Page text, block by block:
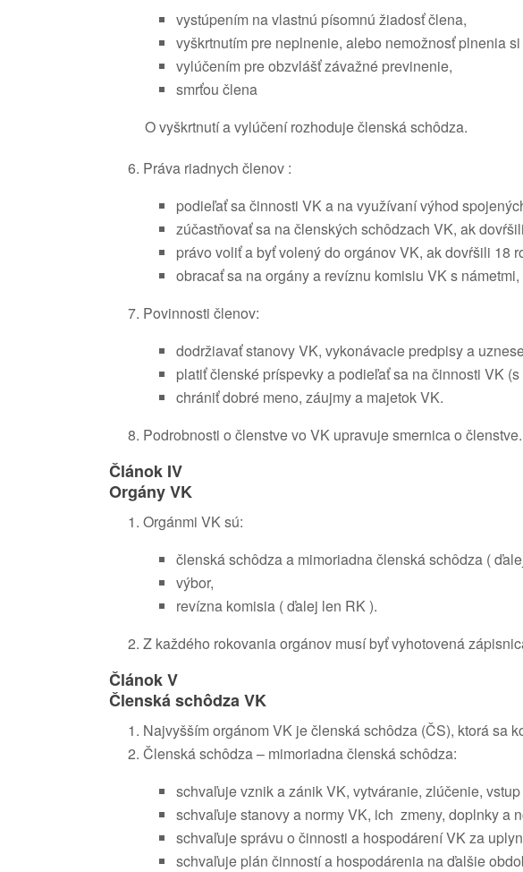
vystúpením na vlastnú písomnú žiadosť člena,
vyškrtnutím pre neplnenie, alebo nemožnosť plnenia
vylúčením pre obzvlášť závažné previnenie,
smrťou člena
O vyškrtnutí a vylúčení rozhoduje členská schôdza.
Práva riadnych členov :
podieľať sa činnosti VK a na využívaní výhod
zúčastňovať sa na členských schôdzach VK, ak
právo voliť a byť volený do orgánov VK, ak dovŕšili 18
obracať sa na orgány a revíznu komisiu VK s
Povinnosti členov:
dodržiavať stanovy VK, vykonávacie predpisy a
platiť členské príspevky a podieľať sa na činnosti VK
chrániť dobré meno, záujmy a majetok VK.
Podrobnosti o členstve vo VK upravuje smernica o členstve.
Článok IV
Orgány VK
Orgánmi VK sú:
členská schôdza a mimoriadna členská schôdza (
výbor,
revízna komisia ( ďalej len RK ).
Z každého rokovania orgánov musí byť vyhotovená
Článok V
Členská schôdza VK
Najvyšším orgánom VK je členská schôdza (ČS), ktorá sa
Členská schôdza – mimoriadna členská schôdza:
schvaľuje vznik a zánik VK, vytváranie, zlúčenie,
schvaľuje stanovy a normy VK, ich zmeny, doplnky a
schvaľuje správu o činnosti a hospodárení VK za
schvaľuje plán činností a hospodárenia na ďalšie